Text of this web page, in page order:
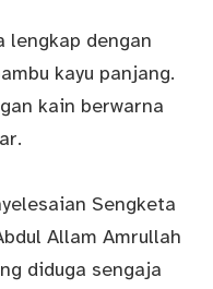
lengkap dengan
kayu panjang.
kain berwarna
Sengketa
Allam Amrullah
diduga sengaja